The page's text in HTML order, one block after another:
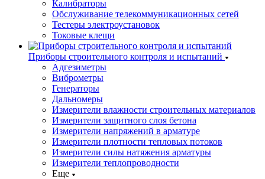
Калибраторы
Обслуживание телекоммуникационных сетей
Тестеры электроустановок
Токовые клещи
Приборы строительного контроля и испытаний
Адгезиметры
Виброметры
Генераторы
Дальномеры
Измерители влажности строительных материалов
Измерители защитного слоя бетона
Измерители напряжений в арматуре
Измерители плотности тепловых потоков
Измерители силы натяжения арматуры
Измерители теплопроводности
Еще